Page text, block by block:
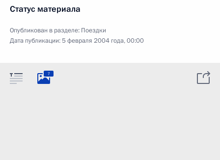
Статус материала
Опубликован в разделе: Поездки
Дата публикации:5 февраля 2004 года, 00:00
7